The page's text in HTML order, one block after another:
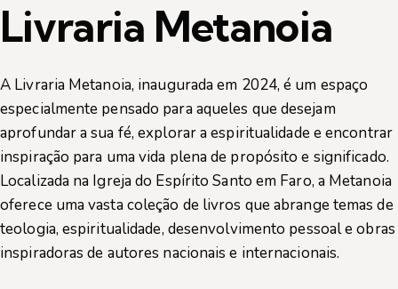
Livraria Metanoia
A Livraria Metanoia, inaugurada em 2024, é um espaço
especialmente pensado para aqueles que desejam
aprofundar a sua fé, explorar a espiritualidade e encontrar
inspiração para uma vida plena de propósito e significado.
Localizada na Igreja do Espírito Santo em Faro, a Metanoia
oferece uma vasta coleção de livros que abrange temas de
teologia, espiritualidade, desenvolvimento pessoal e obras
inspiradoras de autores nacionais e internacionais.